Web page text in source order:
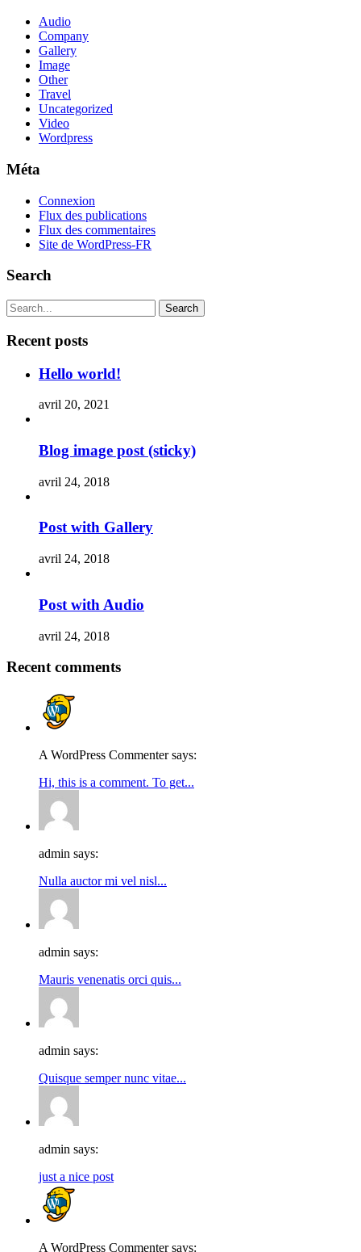
Audio
Company
Gallery
Image
Other
Travel
Uncategorized
Video
Wordpress
Méta
Connexion
Flux des publications
Flux des commentaires
Site de WordPress-FR
Search
Search
Recent posts
Hello world!
avril 20, 2021
Blog image post (sticky)
avril 24, 2018
Post with Gallery
avril 24, 2018
Post with Audio
avril 24, 2018
Recent comments
A WordPress Commenter says:
Hi, this is a comment. To get...
admin says:
Nulla auctor mi vel nisl...
admin says:
Mauris venenatis orci quis...
admin says:
Quisque semper nunc vitae...
admin says:
just a nice post
A WordPress Commenter says: